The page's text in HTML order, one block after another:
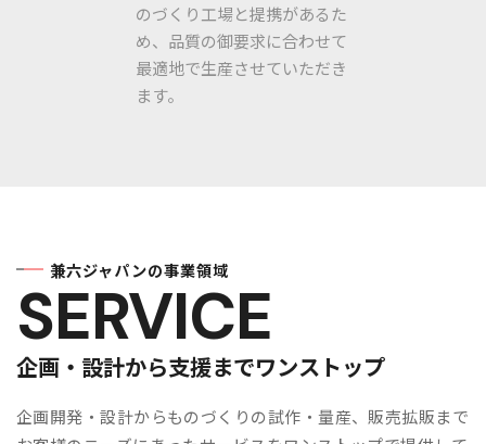
のづくり工場と提携があるた
め、品質の御要求に合わせて
最適地で生産させていただき
ます。
兼六ジャパンの事業領域
SERVICE
企画・設計から支援までワンストップ
企画開発・設計からものづくりの試作・量産、販売拡販まで